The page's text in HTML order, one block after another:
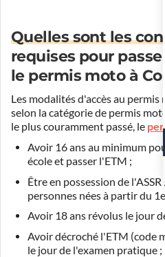
Quelles sont les
requises pour passer
le permis moto à
Les modalités d'accès au
selon la catégorie de permis
le plus couramment passé, le
Avoir 16 ans au minimum
école et passer l'ETM ;
Être en possession de
personnes nées à partir du
Avoir 18 ans révolus le jour
Avoir décroché l'ETM (code
le jour de l'examen pratique ;